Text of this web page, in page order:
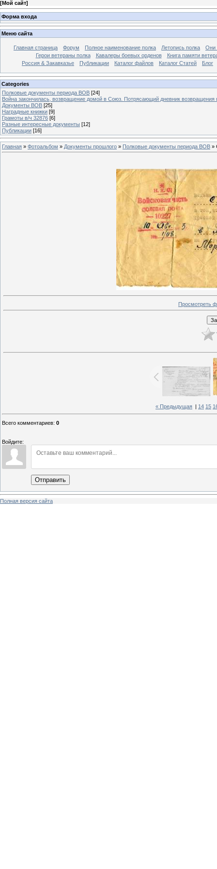
[Мой сайт]
Форма входа
Меню сайта
Главная страница Форум Полное наименование полка Летопись полка
Они
Герои ветераны полка
Кавалеры боевых орденов
Книга памяти
Россия & Закавказье
Публикации Каталог файлов Каталог Cтатей Блог
Categories
Полковые документы периода ВОВ [24]
Война закончилась, возвращение домой в Союз. Потрясающий дневник возвращения
Документы ВОВ [25]
Наградные книжки [9]
Грамоты в/ч 32876 [6]
Разные интересные документы [12]
Публикации [16]
Главная » Фотоальбом » Документы прошлого » Полковые документы периода ВОВ »
Просмотреть
« Предыдущая 14 15
Всего комментариев: 0
Войдите:
Отправить
Полная версия сайта